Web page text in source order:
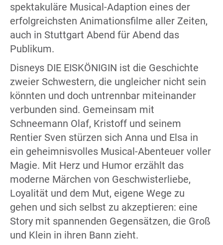
spektakuläre Musical-Adaption eines der
erfolgreichsten Animationsfilme aller Zeiten,
auch in Stuttgart Abend für Abend das
Publikum.
Disneys DIE EISKÖNIGIN ist die Geschichte
zweier Schwestern, die ungleicher nicht sein
könnten und doch untrennbar miteinander
verbunden sind. Gemeinsam mit
Schneemann Olaf, Kristoff und seinem
Rentier Sven stürzen sich Anna und Elsa in
ein geheimnisvolles Musical-Abenteuer voller
Magie. Mit Herz und Humor erzählt das
moderne Märchen von Geschwisterliebe,
Loyalität und dem Mut, eigene Wege zu
gehen und sich selbst zu akzeptieren: eine
Story mit spannenden Gegensätzen, die Groß
und Klein in ihren Bann zieht.